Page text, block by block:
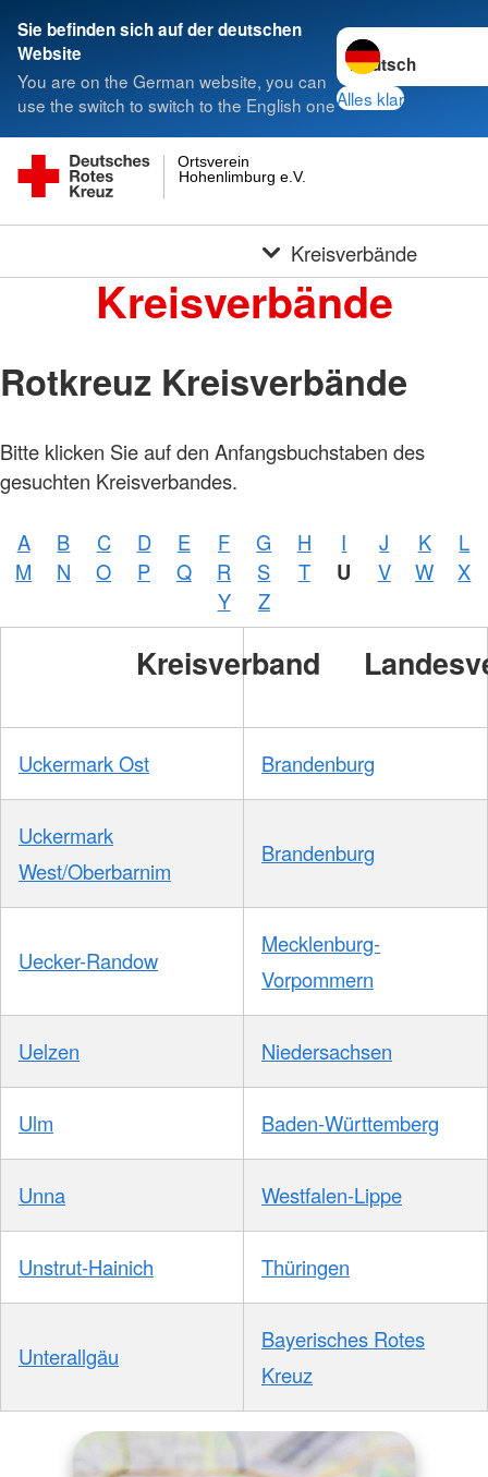
Sie befinden sich auf der deutschen
Website
You are on the German website, you can
use the switch to switch to the English one
Sprache wechseln
Alles klar
Hohenlimburg e.V.
Ortsverein
Kreisverbände
Kreisverbände
Rotkreuz Kreisverbände
Bitte klicken Sie auf den Anfangsbuchstaben des
gesuchten Kreisverbandes.
A B C D E F G H I J K
L
M
N O P Q R S T U V W
X
Y
Z
Kreisverband
Uckermark Ost Brandenburg
Uckermark
West/Oberbarnim
Brandenburg
Uecker-Randow
Mecklenburg-
Vorpommern
Uelzen Niedersachsen
Ulm Baden-Württemberg
Unna Westfalen-Lippe
Unstrut-Hainich Thüringen
Unterallgäu
Bayerisches Rotes
Kreuz